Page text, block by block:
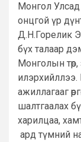
Монгол Улсад
онцгой үр
Д.Н.Горелик
бүх талаар
Монголын төр,
ажиллагааг
шалтгаалах
харилцаа,
ард түмний